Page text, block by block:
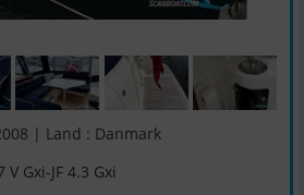
| Land : Danmark
Gxi-JF 4.3 Gxi